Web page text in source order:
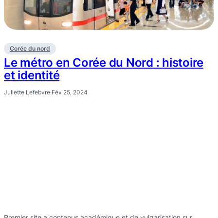
Corée du nord
Le métro en Corée du Nord : histoire
et identité
Juliette Lefebvre·Fév 25, 2024